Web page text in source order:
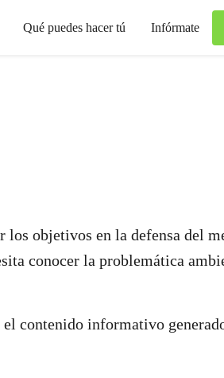
Qué puedes hacer tú Infórmate
objetivos en la defensa del
conocer la problemática
contenido informativo